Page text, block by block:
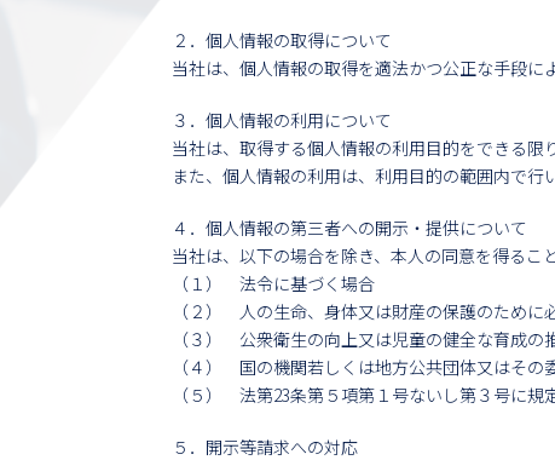
２．個人情報の取得について
当社は、個人情報の取得を適法かつ公正な手段に
３．個人情報の利用について
当社は、取得する個人情報の利用目的をできる限
また、個人情報の利用は、利用目的の範囲内で行
４．個人情報の第三者への開示・提供について
当社は、以下の場合を除き、本人の同意を得るこ
（１） 法令に基づく場合
（２） 人の生命、身体又は財産の保護のために
（３） 公衆衛生の向上又は児童の健全な育成の
（４） 国の機関若しくは地方公共団体又はそ
（５） 法第23条第５項第１号ないし第３号に
５．開示等請求への対応